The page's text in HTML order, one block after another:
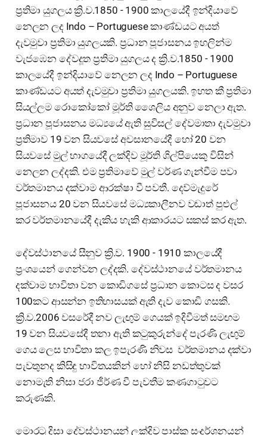
ප්‍රතිමා යුගලය ක්‍රි.ව.1850 - 1900 කාලයේදී ඉන්දියාවේ
නෙලන ලද Indo – Portuguese කාණ්ඩයට අයත්
දැවමුවා ප්‍රතිමා යුගලයකි. ප්‍රධාන පූජාසනය ඉහලින්ම
වැජඹෙන දේවදූත ප්‍රතිමා යුගලය ද ක්‍රි.ව.1850 - 1900
කාලයේදී ඉන්දියාවේ නෙලන ලද Indo – Portuguese
කාණ්ඩයට අයත් දැවමුවා ප්‍රතිමා යුගලයකි. ඉහත කී ප්‍රතිමා
සියල්ලම රොකෝකෝ මූර්ති ශෛලිය අනුව නෙලා ඇත.
ප්‍රධාන පූජාසනය මධ්‍යයේ ඇති සුවිසල් දේවමාතා දැවමුවා
ප්‍රතිමාව 19 වන සියවසේ අවසානයේදී හෝ 20 වන
සියවසේ මුල් භාගයේදී ලක්දිව මූර්ති ශිල්පියෙකු විසින්
නෙලන ලද්දකි. එම ප්‍රතිමාවේ මුල් වර්ණ ගැන්වීම පවා
වර්තමානය දක්වාම ආරක්ෂා වී පවතී. දෙව්මැදුරේ
පූජාසනය 20 වන සියවසේ මධ්‍යකාලීනව වඩාත් පුළුල්
කර වර්තමානයේදී දැකිය හැකි ආකාරයට සකස් කර ඇත.
දේවස්ථානයේ සීනුව ක්‍රි.ව. 1900 - 1910 කාලයේදී
ප්‍රංශයෙන් ගෙන්වන ලද්දකි. දේවස්ථානයේ වර්තමානය
දක්වාම භාවිතා වන කොඩිගසේ ප්‍රධාන කොටස ද වසර
100කට ආසන්න ඉතිහාසයක් ඇති දැව කොඩි ගසකි.
ක්‍රි.ව.2006 වසරේදී නව ලැඟුම් ගෙයක් ඉදිවීමත් සමඟම
19 වන සියවසේදී තනා ඇති කටුකුරුන්දේ පැරණි ලැඟුම්
ගෙය ලෙස භාවිතා කල ඉපැරණි නිවස වර්තමානය දක්වා
පැවතුනද කිසිඳු භාවිතයකින් හෝ නිසි නඩත්තුවක්
නොමැති නිසා ජරා ජීර්ණ වී පැවතීම කණගාටුවට
කරුණකි.
මොරටු දිසා දේවස්ථානයන් ලක්දිව පාස්කු සංදර්ශනයන්